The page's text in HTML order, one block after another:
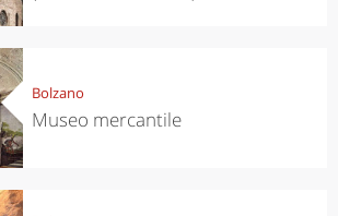
Bolzano
Museo mercantile